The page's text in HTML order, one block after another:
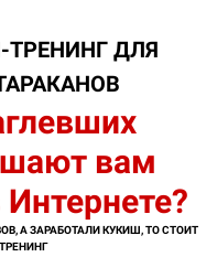
ДЛЯ
вам
А ЗАРАБОТАЛИ КУКИШ, ТО СТОИТ